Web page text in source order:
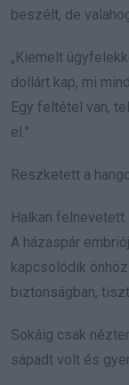
beszélt, de
„Kiemelt
dollárt kap, mi
Egy feltétel van,
el.”
Reszketett a
Halkan
A házaspár
kapcsolódik
biztonságban,
Sokáig csak
sápadt volt és